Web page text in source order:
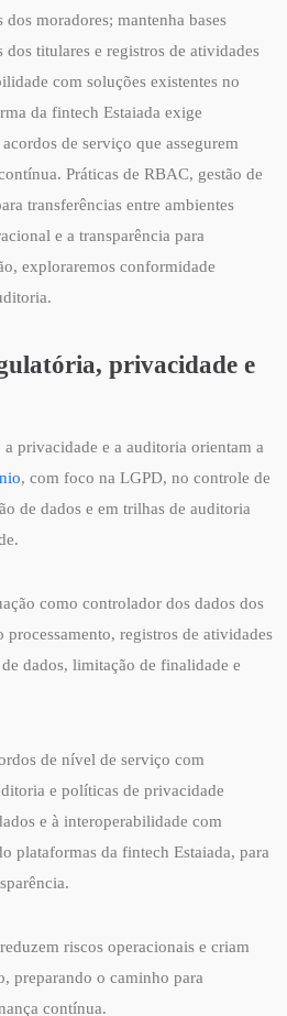
moradores; mantenha bases
titulares e registros de atividades
com soluções existentes no
da fintech Estaiada exige
de serviço que assegurem
Práticas de RBAC, gestão de
transferências entre ambientes
e a transparência para
exploraremos conformidade
privacidade e
privacidade e a auditoria orientam a
, com foco na LGPD, no controle de
de dados e em trilhas de auditoria
como controlador dos dados dos
processamento, registros de atividades
dados, limitação de finalidade e
de nível de serviço com
e políticas de privacidade
e à interoperabilidade com
plataformas da fintech Estaiada, para
riscos operacionais e criam
preparando o caminho para
contínua.